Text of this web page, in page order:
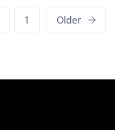
1 Older